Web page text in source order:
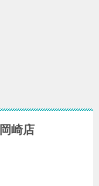
崎店